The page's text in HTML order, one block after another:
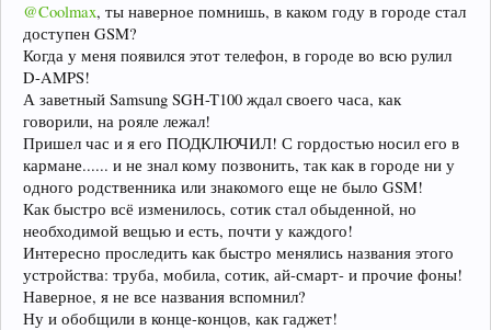
@Coolmax, ты наверное помнишь, в каком году в городе стал
доступен GSM?
Когда у меня появился этот телефон, в городе во всю рулил
D-AMPS!
А заветный Samsung SGH-T100 ждал своего часа, как
говорили, на рояле лежал!
Пришел час и я его ПОДКЛЮЧИЛ! С гордостью носил его в
кармане...... и не знал кому позвонить, так как в городе ни у
одного родственника или знакомого еще не было GSM!
Как быстро всё изменилось, сотик стал обыденной, но
необходимой вещью и есть, почти у каждого!
Интересно проследить как быстро менялись названия этого
устройства: труба, мобила, сотик, ай-смарт- и прочие фоны!
Наверное, я не все названия вспомнил?
Ну и обобщили в конце-концов, как гаджет!